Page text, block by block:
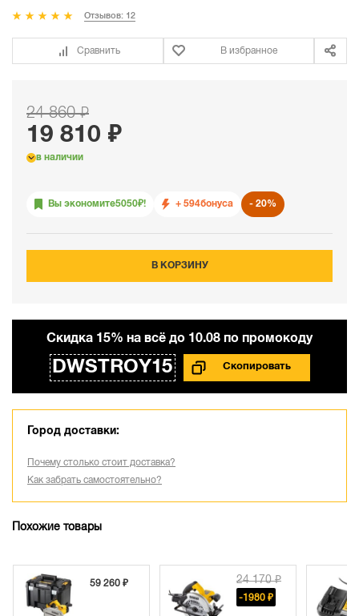
Отзывов: 12
Сравнить В избранное
24 860 ₽
19 810 ₽
в наличии
Вы экономите5050₽! + 594бонуса 20%
В КОРЗИНУ
Cкидка 15% на всё до 10.08 по промокоду
DWSTROY15
Город доставки:
Почему столько стоит доставка?
Как забрать самостоятельно?
Похожие товары
59 260 ₽ 24 170 ₽
-1980 ₽